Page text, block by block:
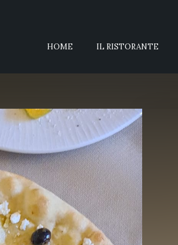
HOME IL RISTORANTE